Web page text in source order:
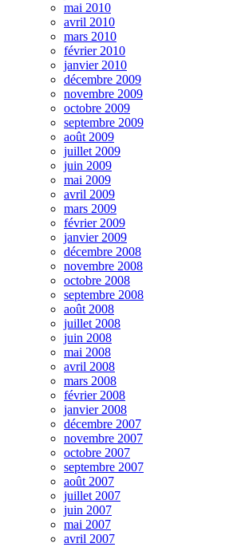
mai 2010
avril 2010
mars 2010
février 2010
janvier 2010
décembre 2009
novembre 2009
octobre 2009
septembre 2009
août 2009
juillet 2009
juin 2009
mai 2009
avril 2009
mars 2009
février 2009
janvier 2009
décembre 2008
novembre 2008
octobre 2008
septembre 2008
août 2008
juillet 2008
juin 2008
mai 2008
avril 2008
mars 2008
février 2008
janvier 2008
décembre 2007
novembre 2007
octobre 2007
septembre 2007
août 2007
juillet 2007
juin 2007
mai 2007
avril 2007